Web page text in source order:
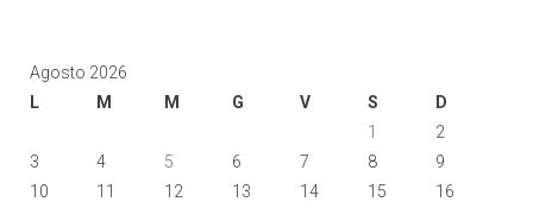
Agosto 2026
L
M M G V S
D
1
2
3
4 5 6 7 8
9
10
11 12 13 14 15
16